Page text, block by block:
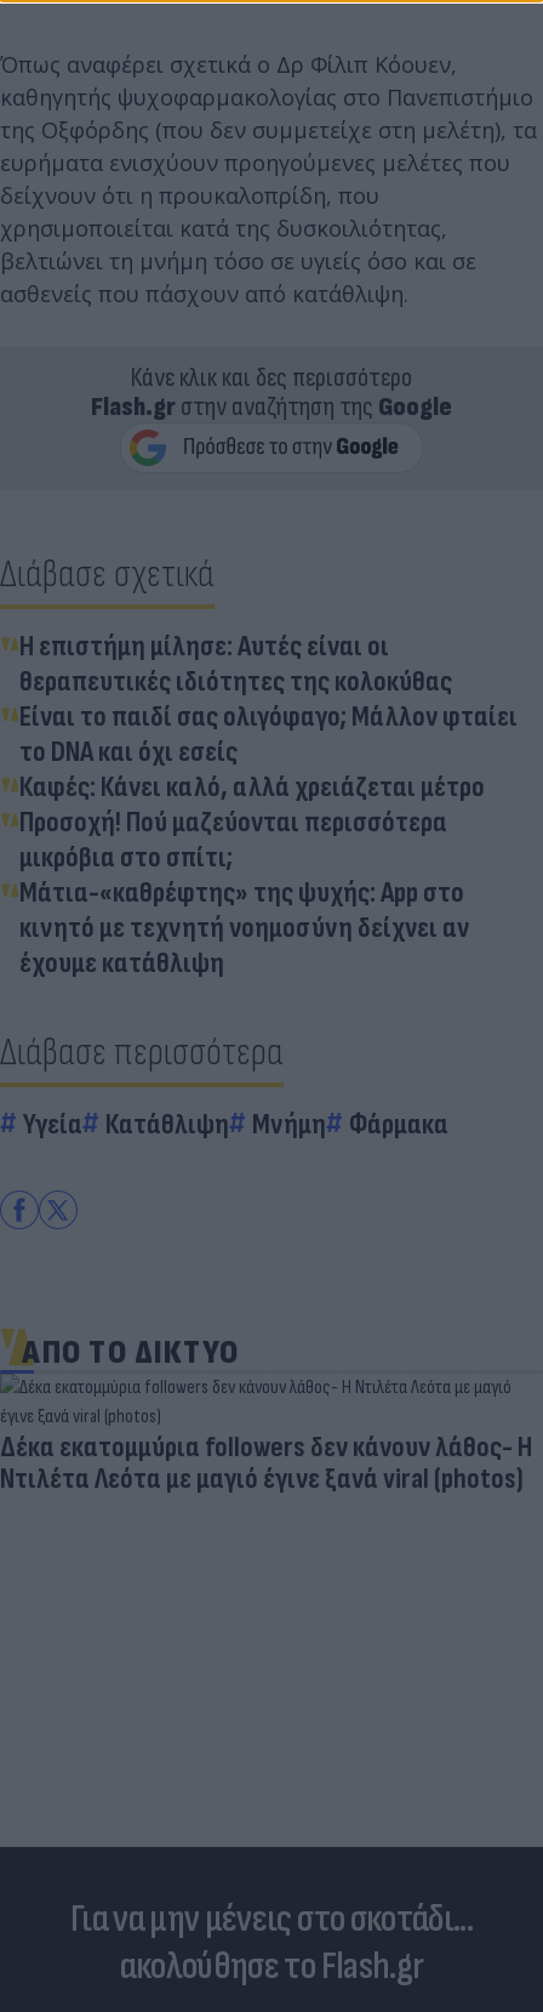
Όπως αναφέρει σχετικά ο Δρ Φίλιπ Κόουεν,
καθηγητής ψυχοφαρμακολογίας στο Πανεπιστήμιο
της Οξφόρδης (που δεν συμμετείχε στη μελέτη), τα
ευρήματα ενισχύουν προηγούμενες μελέτες που
δείχνουν ότι η προυκαλοπρίδη, που
χρησιμοποιείται κατά της δυσκοιλιότητας,
βελτιώνει τη μνήμη τόσο σε υγιείς όσο και σε
ασθενείς που πάσχουν από κατάθλιψη.
Κάνε κλικ και δες περισσότερο
Flash.grστην αναζήτηση της Google
Διάβασε σχετικά
Η επιστήμη μίλησε: Αυτές είναι οι
θεραπευτικές ιδιότητες της κολοκύθας
Είναι το παιδί σας ολιγόφαγο; Μάλλον φταίει
το DNA και όχι εσείς
Καφές: Κάνει καλό, αλλά χρειάζεται μέτρο
Προσοχή! Πού μαζεύονται περισσότερα
μικρόβια στο σπίτι;
Μάτια-«καθρέφτης» της ψυχής: App στο
κινητό με τεχνητή νοημοσύνη δείχνει αν
έχουμε κατάθλιψη
Διάβασε περισσότερα
Υγεία Κατάθλιψη Μνήμη Φάρμακα
ΑΠΟ ΤΟ ΔΙΚΤΥΟ
Δέκα εκατομμύρια followers δεν κάνουν λάθος- Η
Ντιλέτα Λεότα με μαγιό έγινε ξανά viral (photos)
Για να μην μένεις στο σκοτάδι...
ακολούθησε το Flash.gr